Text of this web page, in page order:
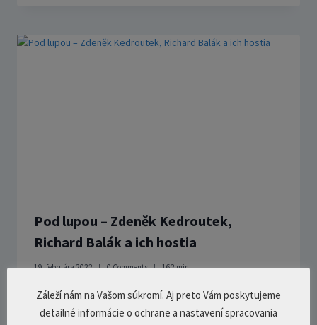
Pod lupou – Zdeněk Kedroutek,
Richard Balák a ich hostia
19. februára 2022 0 Comments 162min.
Záleží nám na Vašom súkromí. Aj preto Vám poskytujeme
detailné informácie o ochrane a nastavení spracovania